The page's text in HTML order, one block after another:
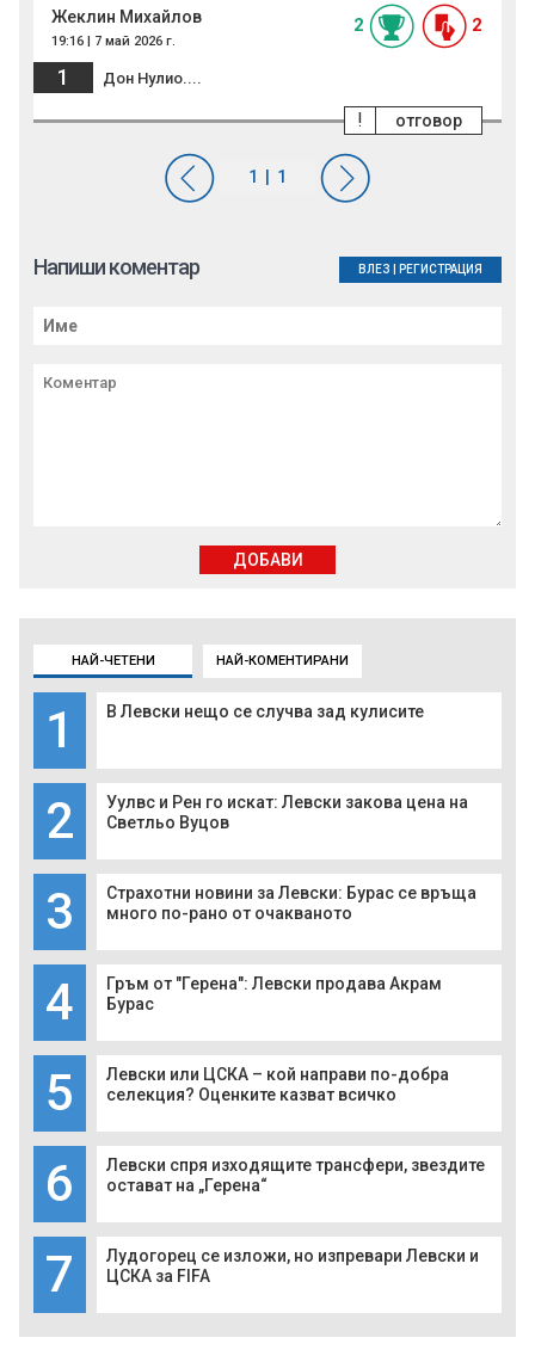
НАЙ-ЧЕТЕНИ НАЙ-КОМЕНТИРАНИ
1 В Левски нещо се случва зад кулисите
2
Уулвс и Рен го искат: Левски закова цена на
Светльо Вуцов
3
Страхотни новини за Левски: Бурас се връща
много по-рано от очакваното
4
Гръм от "Герена": Левски продава Акрам
Бурас
5
Левски или ЦСКА – кой направи по-добра
селекция? Оценките казват всичко
6
Левски спря изходящите трансфери, звездите
остават на „Герена“
7
Лудогорец се изложи, но изпревари Левски и
ЦСКА за FIFA
Жеклин Михайлов
19:16 | 7 май 2026 г.
2 2
1 Дон Нулио....
отговор
!
Напиши коментар ВЛЕЗ РЕГИСТРАЦИЯ
ДОБАВИ